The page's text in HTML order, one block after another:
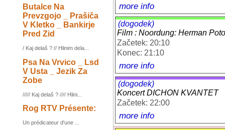
Butalce Na
Prevzgojo _ Prašiča
V Kletko _ Bankirje
Pred Zid
/ Kaj delaš ? // Hlinim dela...
Psa Na Vrvico _ Lsd
V Usta _ Jezik Za
Zobe
///// Kaj delaš ? //// Hlini...
Rog RTV Présente:
Un prédicateur d'une ...
more info
(dogodek)
Film : Noordung: Herman
Začetek: 20:10
Konec: 21:10
more info
(dogodek)
Koncert DICHON KVANTET
Začetek: 22:00
more info